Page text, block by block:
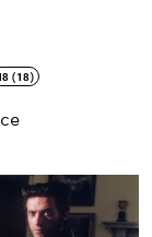
(18)